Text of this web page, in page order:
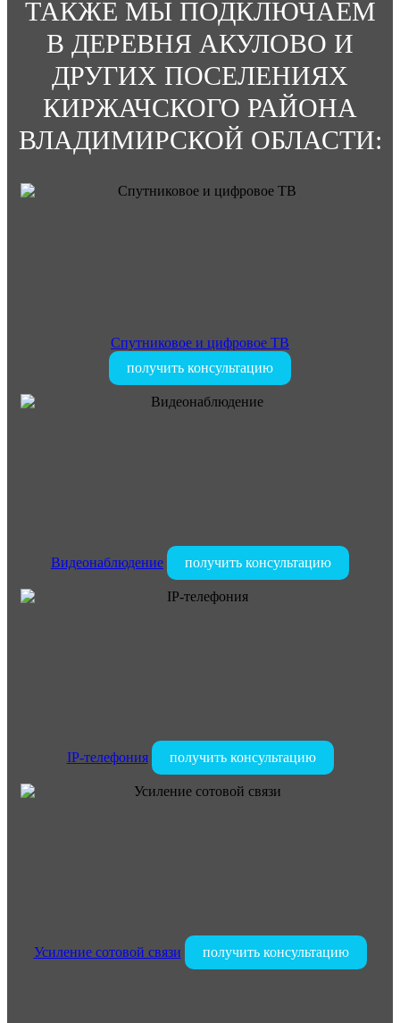
ТАКЖЕ МЫ ПОДКЛЮЧАЕМ
В ДЕРЕВНЯ АКУЛОВО И
ДРУГИХ ПОСЕЛЕНИЯХ
КИРЖАЧСКОГО РАЙОНА
ВЛАДИМИРСКОЙ ОБЛАСТИ:
Спутниковое и цифровое ТВ
получить консультацию
Видеонаблюдение получить консультацию
IP-телефония получить консультацию
Усиление сотовой связи получить консультацию